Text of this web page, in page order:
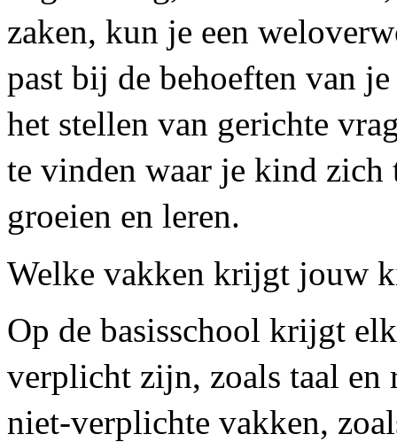
zaken, kun je een
past bij de behoeften van
het stellen van gerichte
te vinden waar je kind
groeien en leren.
Welke vakken krijgt jouw
Op de basisschool krijgt
verplicht zijn, zoals taal en
niet-verplichte vakken,